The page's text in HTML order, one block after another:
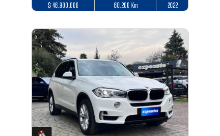
$ 46.900.000 60.200 Km 2022